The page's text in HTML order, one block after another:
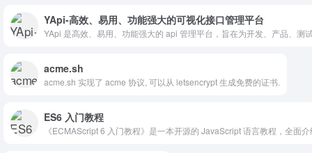
YApi-高效、易用、功能强大的可视化接口管理平台
YApi 是高效、易用、功能强大的 api 管理平台，旨在为开发、产品、
acme.sh
acme.sh 实现了 acme 协议, 可以从 letsencrypt 生成免费的证书.
ES6 入门教程
《ECMAScript 6 入门教程》是一本开源的 JavaScript 语言教程，全面